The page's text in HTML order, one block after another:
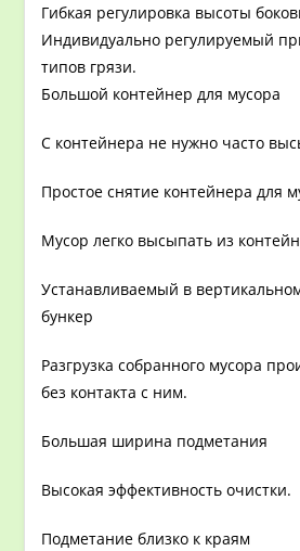
Гибкая регулировка высоты
Индивидуально регулируемый
типов грязи.
Большой контейнер для мусора
С контейнера не нужно часто
Простое снятие контейнера для
Мусор легко высыпать из
Устанавливаемый в
бункер
Разгрузка собранного мусора
без контакта с ним.
Большая ширина подметания
Высокая эффективность очистки.
Подметание близко к краям